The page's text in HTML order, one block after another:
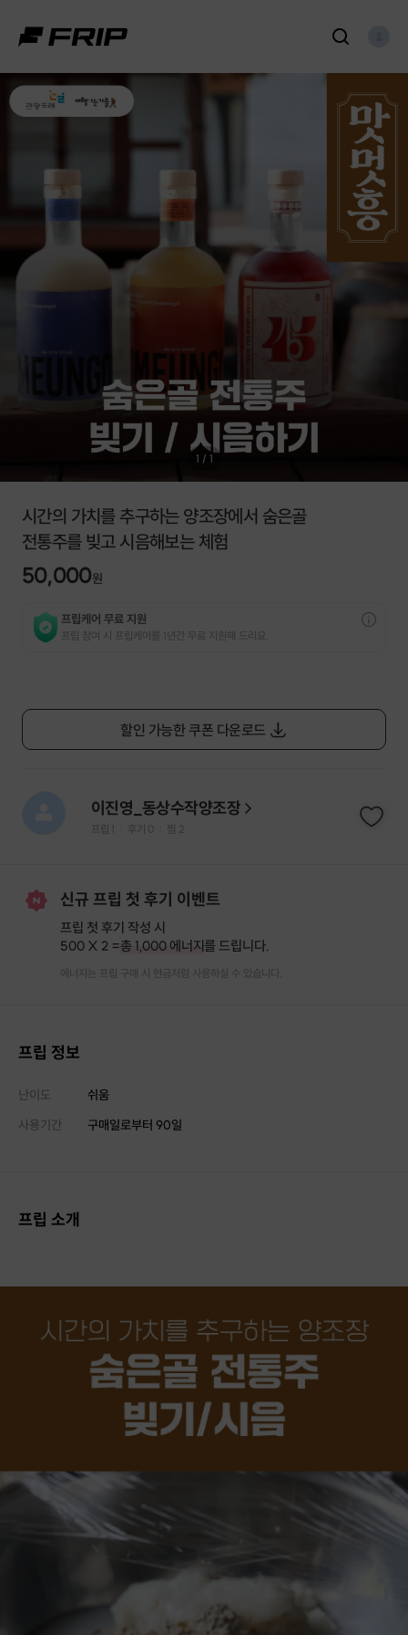
1 / 1
시간의 가치를 추구하는 양조장에서 숨은골
전통주를 빚고 시음해보는 체험
50,000원
프립케어 무료 지원
프립 참여 시 프립케어를 1년간 무료 지원해 드리요.
할인 가능한 쿠폰 다운로드
이진영_동상수작양조장
프립 후기 0 찜 2
신규 프립 첫 후기 이벤트
프립 첫 후기 작성 시
500 X 2 =총 1,000 에너지를 드립니다.
에너지는 프립 구매 시 현금처럼 사용하실 수 있습니다.
프립 정보
난이도
쉬움
사용기간
구매일로부터 90일
프립 소개